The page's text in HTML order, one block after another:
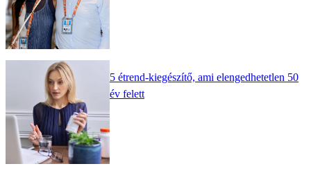
5 étrend-kiegészítő, ami elengedhetetlen 50
év felett